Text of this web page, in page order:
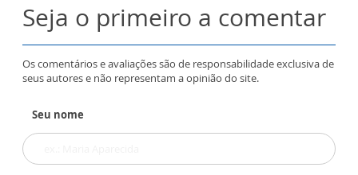
Seja o primeiro a comentar
Os comentários e avaliações são de responsabilidade exclusiva de
seus autores e não representam a opinião do site.
Seu nome